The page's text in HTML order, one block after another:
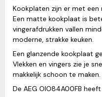
Kookplaten zijn er met
Een matte kookplaat is
vingerafdrukken vallen
moderne, strakke keuken.
Een glanzende kookplaat
Vlekken en vingers zie je
makkelijk schoon te maken.
De AEG OIO84A00FB